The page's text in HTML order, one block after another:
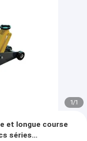
1/1
et longue course
séries